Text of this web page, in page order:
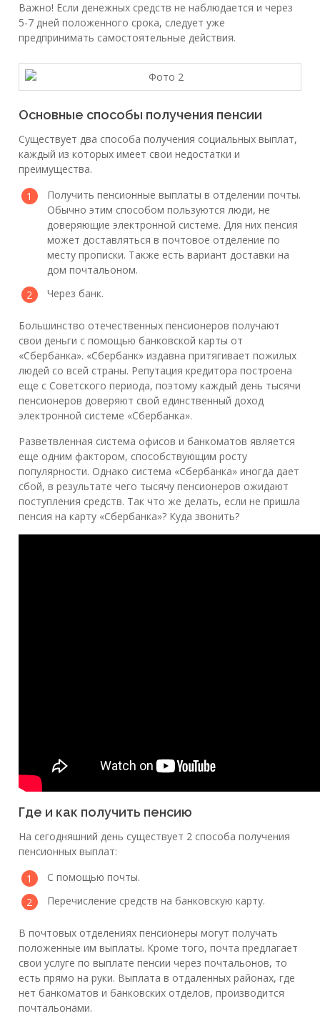
Важно! Если денежных средств не наблюдается и через
5-7 дней положенного срока, следует уже
предпринимать самостоятельные действия.
Основные способы получения пенсии
Существует два способа получения социальных выплат,
каждый из которых имеет свои недостатки и
преимущества.
Получить пенсионные выплаты в отделении почты.
Обычно этим способом пользуются люди, не
доверяющие электронной системе. Для них пенсия
может доставляться в почтовое отделение по
месту прописки. Также есть вариант доставки на
дом почтальоном.
Через банк.
Большинство отечественных пенсионеров получают
свои деньги с помощью банковской карты от
«Сбербанка». «Сбербанк» издавна притягивает пожилых
людей со всей страны. Репутация кредитора построена
еще с Советского периода, поэтому каждый день тысячи
пенсионеров доверяют свой единственный доход
электронной системе «Сбербанка».
Разветвленная система офисов и банкоматов является
еще одним фактором, способствующим росту
популярности. Однако система «Сбербанка» иногда дает
сбой, в результате чего тысячу пенсионеров ожидают
поступления средств. Так что же делать, если не пришла
пенсия на карту «Сбербанка»? Куда звонить?
Где и как получить пенсию
На сегодняшний день существует 2 способа получения
пенсионных выплат:
С помощью почты.
Перечисление средств на банковскую карту.
В почтовых отделениях пенсионеры могут получать
положенные им выплаты. Кроме того, почта предлагает
свои услуге по выплате пенсии через почтальонов, то
есть прямо на руки. Выплата в отдаленных районах, где
нет банкоматов и банковских отделов, производится
почтальонами.